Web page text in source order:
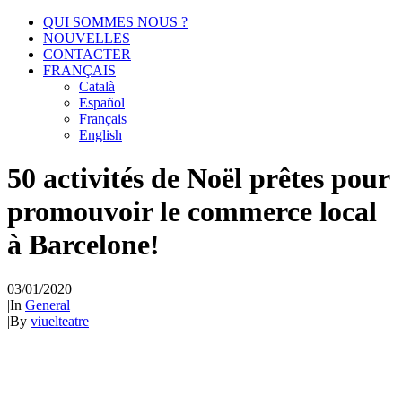
QUI SOMMES NOUS ?
NOUVELLES
CONTACTER
FRANÇAIS
Català
Español
Français
English
50 activités de Noël prêtes pour
promouvoir le commerce local
à Barcelone!
03/01/2020
|In General
|By viuelteatre